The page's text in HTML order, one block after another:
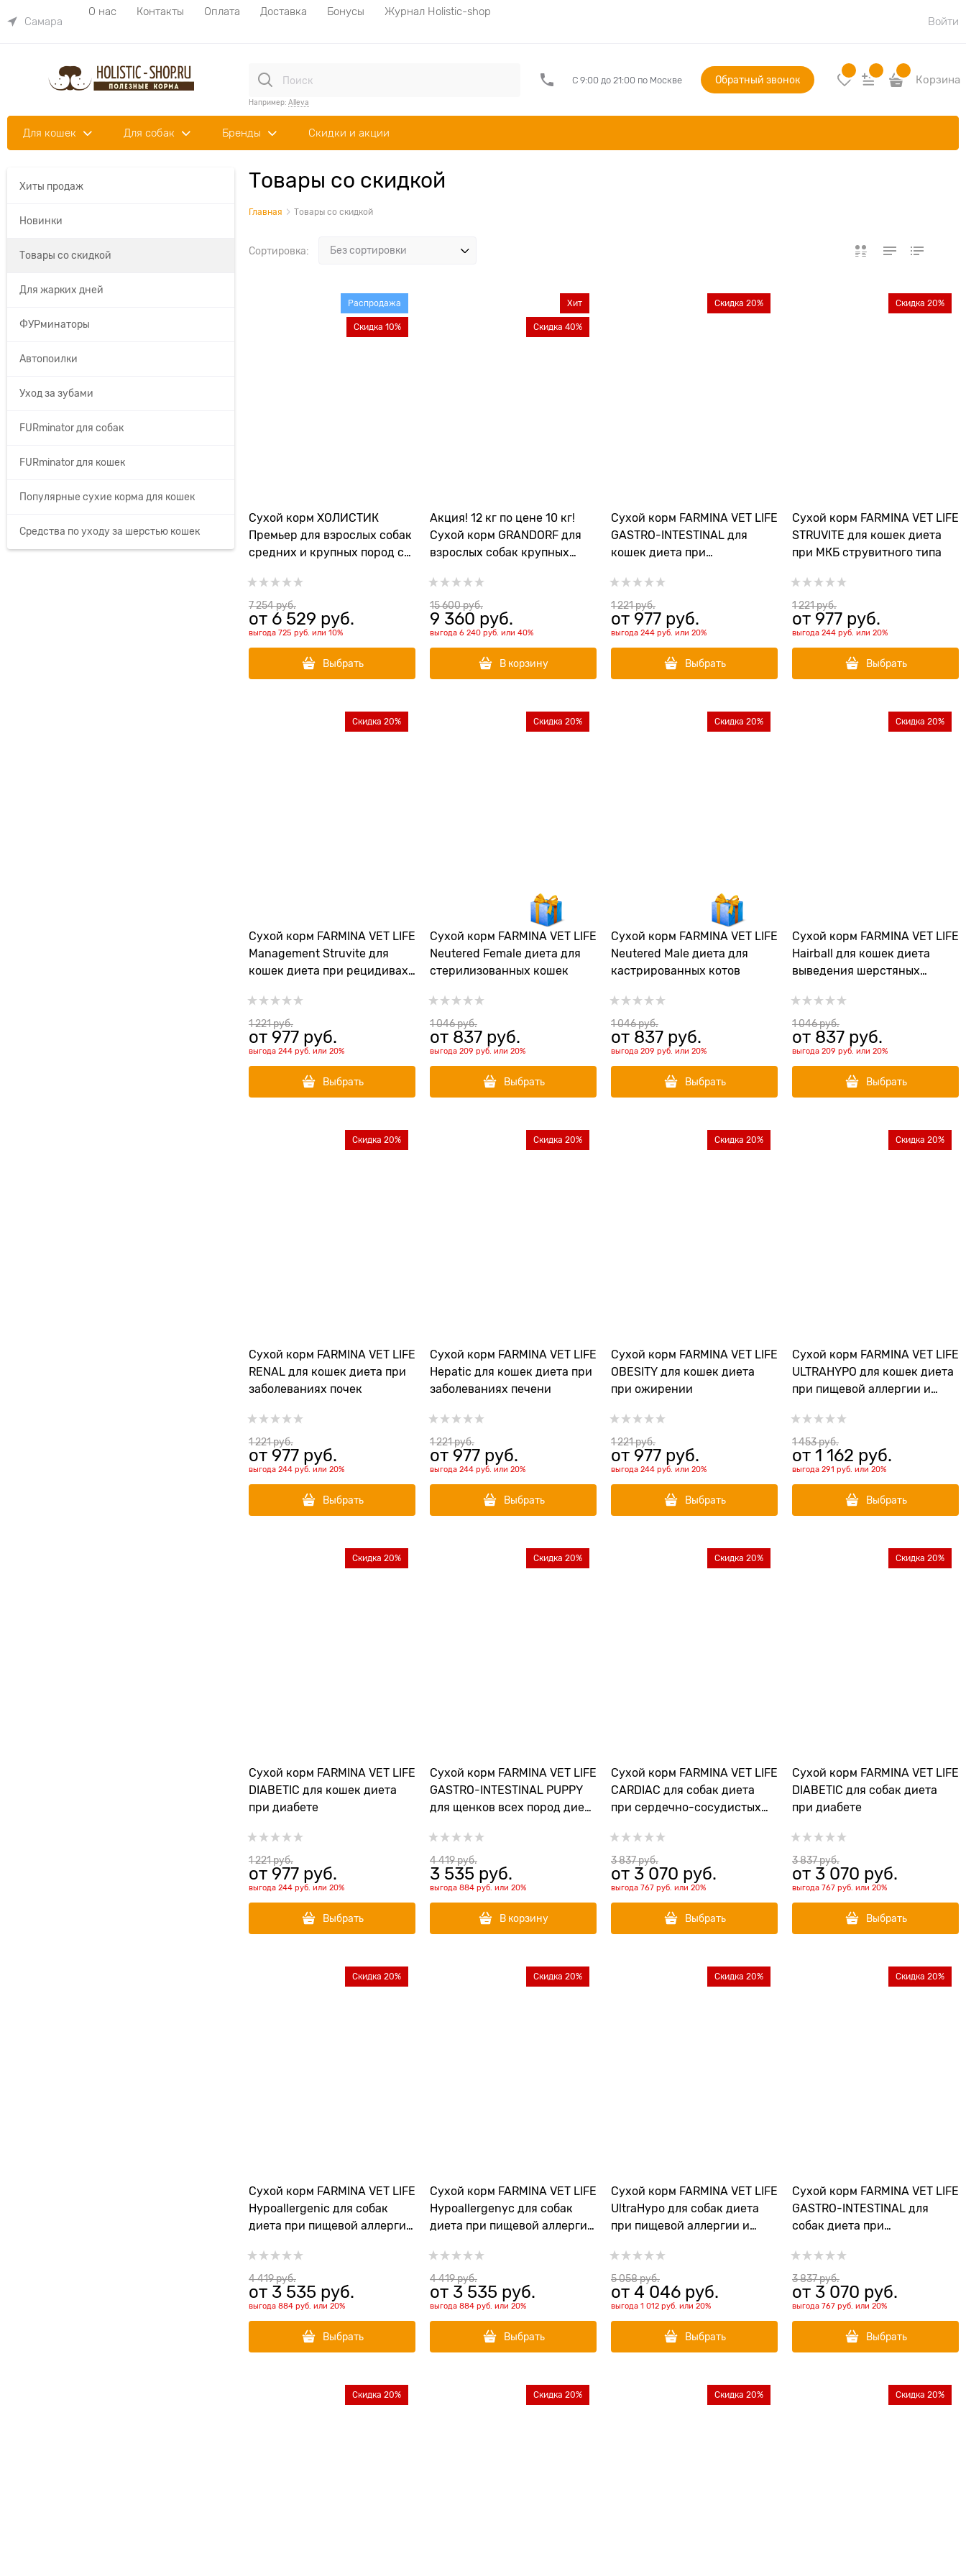
Самара
О нас Контакты Оплата Доставка Бонусы
Журнал Holistic-shop
Войти
Например: Alleva
С 9:00 до 21:00 по Москве Обратный звонок Корзина
Для кошек Для собак Бренды Скидки и акции
Хиты продаж
Новинки
Товары со скидкой
Для жарких дней
ФУРминаторы
Автопоилки
Уход за зубами
FURminator для собак
FURminator для кошек
Популярные сухие корма для кошек
Средства по уходу за шерстью кошек
Товары со скидкой
Главная Товары со скидкой
Сортировка:
Сухой корм ХОЛИСТИК
Премьер для взрослых собак
средних и крупных пород с
Распродажа
Скидка 10%
7 254 руб.
от 6 529 руб.
выгода 725 руб. или 10%
Выбрать
Акция! 12 кг по цене 10 кг!
Сухой корм GRANDORF для
взрослых собак крупных
индейкой MAXI Lamb and
Turkey
Хит
Скидка 40%
15 600 руб.
9 360 руб.
выгода 6 240 руб. или 40%
В корзину
Сухой корм FARMINA VET LIFE
GASTRO-INTESTINAL для
кошек диета при
Скидка 20%
1 221 руб.
от 977 руб.
выгода 244 руб. или 20%
Выбрать
Сухой корм FARMINA VET LIFE
STRUVITE для кошек диета
при МКБ струвитного типа
Скидка 20%
1 221 руб.
от 977 руб.
выгода 244 руб. или 20%
Выбрать
Сухой корм FARMINA VET LIFE
Management Struvite для
кошек диета при рецидивах
Скидка 20%
1 221 руб.
от 977 руб.
выгода 244 руб. или 20%
Выбрать
Сухой корм FARMINA VET LIFE
Neutered Female диета для
стерилизованных кошек
Скидка 20%
1 046 руб.
от 837 руб.
выгода 209 руб. или 20%
Выбрать
Сухой корм FARMINA VET LIFE
Neutered Male диета для
кастрированных котов
Скидка 20%
1 046 руб.
от 837 руб.
выгода 209 руб. или 20%
Выбрать
Сухой корм FARMINA VET LIFE
Hairball для кошек диета
выведения шерстяных
Скидка 20%
1 046 руб.
от 837 руб.
выгода 209 руб. или 20%
Выбрать
Сухой корм FARMINA VET LIFE
RENAL для кошек диета при
заболеваниях почек
Скидка 20%
1 221 руб.
от 977 руб.
выгода 244 руб. или 20%
Выбрать
Сухой корм FARMINA VET LIFE
Hepatic для кошек диета при
заболеваниях печени
Скидка 20%
1 221 руб.
от 977 руб.
выгода 244 руб. или 20%
Выбрать
Сухой корм FARMINA VET LIFE
OBESITY для кошек диета
при ожирении
Скидка 20%
1 221 руб.
от 977 руб.
выгода 244 руб. или 20%
Выбрать
Сухой корм FARMINA VET LIFE
ULTRAHYPO для кошек диета
при пищевой аллергии и
Скидка 20%
1 453 руб.
от 1 162 руб.
выгода 291 руб. или 20%
Выбрать
Сухой корм FARMINA VET LIFE
DIABETIC для кошек диета
при диабете
Скидка 20%
1 221 руб.
от 977 руб.
выгода 244 руб. или 20%
Выбрать
Сухой корм FARMINA VET LIFE
GASTRO-INTESTINAL PUPPY
для щенков всех пород диета
Скидка 20%
4 419 руб.
3 535 руб.
выгода 884 руб. или 20%
В корзину
Сухой корм FARMINA VET LIFE
CARDIAC для собак диета
при сердечно-сосудистых
Скидка 20%
3 837 руб.
от 3 070 руб.
выгода 767 руб. или 20%
Выбрать
Сухой корм FARMINA VET LIFE
DIABETIC для собак диета
при диабете
Скидка 20%
3 837 руб.
от 3 070 руб.
выгода 767 руб. или 20%
Выбрать
Сухой корм FARMINA VET LIFE
Hypoallergenic для собак
диета при пищевой аллергии
Скидка 20%
4 419 руб.
от 3 535 руб.
выгода 884 руб. или 20%
Выбрать
Сухой корм FARMINA VET LIFE
Hypoallergenyc для собак
диета при пищевой аллергии
Скидка 20%
4 419 руб.
от 3 535 руб.
выгода 884 руб. или 20%
Выбрать
Сухой корм FARMINA VET LIFE
UltraHypo для собак диета
при пищевой аллергии и
выраженной
гиперчувствительностью
Скидка 20%
5 058 руб.
от 4 046 руб.
выгода 1 012 руб. или 20%
Выбрать
Сухой корм FARMINA VET LIFE
GASTRO-INTESTINAL для
собак диета при
Скидка 20%
3 837 руб.
от 3 070 руб.
выгода 767 руб. или 20%
Выбрать
Скидка 20% Скидка 20% Скидка 20% Скидка 20%